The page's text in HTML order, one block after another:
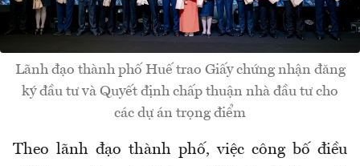
Lãnh đạo thành phố Huế trao Giấy chứng nhận đăng
ký đầu tư và Quyết định chấp thuận nhà đầu tư cho
các dự án trọng điểm
Theo lãnh đạo thành phố, việc công bố điều